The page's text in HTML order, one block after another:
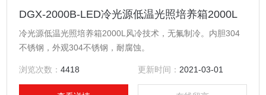
DGX-2000B-LED冷光源低温光照培养箱2000L
冷光源低温光照培养箱2000L风冷技术，无氟制冷。内胆304
不锈钢，外观304不锈钢，耐腐蚀。
浏览次数：4418 更新时间： 2021-03-01